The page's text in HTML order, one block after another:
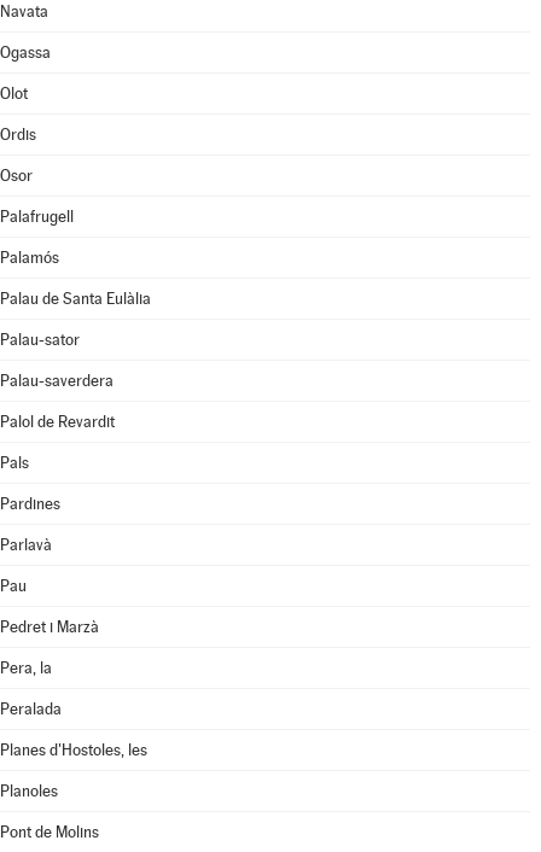
Navata
Ogassa
Olot
Ordis
Osor
Palafrugell
Palamós
Palau de Santa Eulàlia
Palau-sator
Palau-saverdera
Palol de Revardit
Pals
Pardines
Parlavà
Pau
Pedret i Marzà
Pera, la
Peralada
Planes d'Hostoles, les
Planoles
Pont de Molins